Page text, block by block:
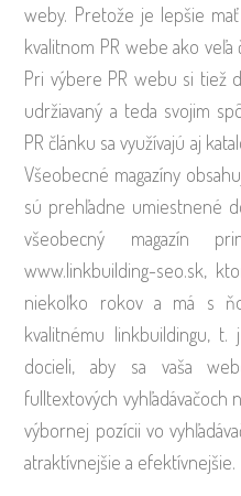
weby. Pretože je lepšie
kvalitnom PR webe ako veľa
Pri výbere PR webu si tiež
udržiavaný a teda svojim
PR článku sa využívajú aj
Všeobecné magazíny
sú prehľadne umiestnené
všeobecný magazín
www.linkbuilding-seo.sk,
niekoľko rokov a má s
kvalitnému linkbuildingu, t.
docieli, aby sa vaša
fulltextových vyhľadávačoch
výbornej pozícii vo
atraktívnejšie a efektívnejšie.